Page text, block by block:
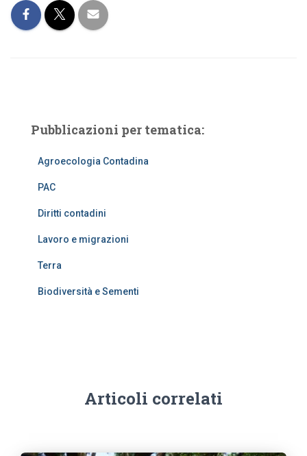
Pubblicazioni per tematica:
Agroecologia Contadina
PAC
Diritti contadini
Lavoro e migrazioni
Terra
Biodiversità e Sementi
Articoli correlati